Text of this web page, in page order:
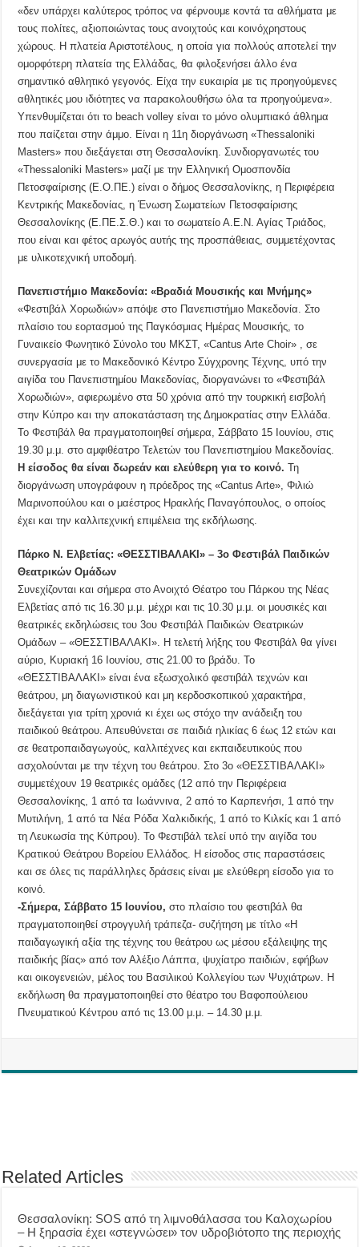
«δεν υπάρχει καλύτερος τρόπος να φέρνουμε κοντά τα αθλήματα με
τους πολίτες, αξιοποιώντας τους ανοιχτούς και κοινόχρηστους
χώρους. Η πλατεία Αριστοτέλους, η οποία για πολλούς αποτελεί την
ομορφότερη πλατεία της Ελλάδας, θα φιλοξενήσει άλλο ένα
σημαντικό αθλητικό γεγονός. Είχα την ευκαιρία με τις προηγούμενες
αθλητικές μου ιδιότητες να παρακολουθήσω όλα τα προηγούμενα».
Υπενθυμίζεται ότι τo beach volley είναι το μόνο ολυμπιακό άθλημα
που παίζεται στην άμμο. Είναι η 11η διοργάνωση «Thessaloniki
Masters» που διεξάγεται στη Θεσσαλονίκη. Συνδιοργανωτές του
«Thessaloniki Masters» μαζί με την Ελληνική Ομοσπονδία
Πετοσφαίρισης (Ε.Ο.ΠΕ.) είναι ο δήμος Θεσσαλονίκης, η Περιφέρεια
Κεντρικής Μακεδονίας, η Ένωση Σωματείων Πετοσφαίρισης
Θεσσαλονίκης (Ε.ΠΕ.Σ.Θ.) και το σωματείο Α.Ε.Ν. Αγίας Τριάδος,
που είναι και φέτος αρωγός αυτής της προσπάθειας, συμμετέχοντας
με υλικοτεχνική υποδομή.
Πανεπιστήμιο Μακεδονία: «Βραδιά Μουσικής και Μνήμης»
«Φεστιβάλ Χορωδιών» απόψε στο Πανεπιστήμιο Μακεδονία. Στο
πλαίσιο του εορτασμού της Παγκόσμιας Ημέρας Μουσικής, το
Γυναικείο Φωνητικό Σύνολο του ΜΚΣΤ, «Cantus Arte Choir» , σε
συνεργασία με το Μακεδονικό Κέντρο Σύγχρονης Τέχνης, υπό την
αιγίδα του Πανεπιστημίου Μακεδονίας, διοργανώνει το «Φεστιβάλ
Χορωδιών», αφιερωμένο στα 50 χρόνια από την τουρκική εισβολή
στην Κύπρο και την αποκατάσταση της Δημοκρατίας στην Ελλάδα.
Το Φεστιβάλ θα πραγματοποιηθεί σήμερα, Σάββατο 15 Ιουνίου, στις
19.30 μ.μ. στο αμφιθέατρο Τελετών του Πανεπιστημίου Μακεδονίας.
Η είσοδος θα είναι δωρεάν και ελεύθερη για το κοινό.Τη
διοργάνωση υπογράφουν η πρόεδρος της «Cantus Arte», Φιλιώ
Μαρινοπούλου και ο μαέστρος Ηρακλής Παναγόπουλος, ο οποίος
έχει και την καλλιτεχνική επιμέλεια της εκδήλωσης.
Πάρκο Ν. Ελβετίας: «ΘΕΣΣΤΙΒΑΛΑΚΙ» – 3ο Φεστιβάλ Παιδικών
Θεατρικών Ομάδων
Συνεχίζονται και σήμερα στο Ανοιχτό Θέατρο του Πάρκου της Νέας
Ελβετίας από τις 16.30 μ.μ. μέχρι και τις 10.30 μ.μ. οι μουσικές και
θεατρικές εκδηλώσεις του 3ου Φεστιβάλ Παιδικών Θεατρικών
Ομάδων – «ΘΕΣΣΤΙΒΑΛΑΚΙ». Η τελετή λήξης του Φεστιβάλ θα γίνει
αύριο, Κυριακή 16 Ιουνίου, στις 21.00 το βράδυ. Το
«ΘΕΣΣΤΙΒΑΛΑΚΙ» είναι ένα εξωσχολικό φεστιβάλ τεχνών και
θεάτρου, μη διαγωνιστικού και μη κερδοσκοπικού χαρακτήρα,
διεξάγεται για τρίτη χρονιά κι έχει ως στόχο την ανάδειξη του
παιδικού θεάτρου. Απευθύνεται σε παιδιά ηλικίας 6 έως 12 ετών και
σε θεατροπαιδαγωγούς, καλλιτέχνες και εκπαιδευτικούς που
ασχολούνται με την τέχνη του θεάτρου. Στο 3ο «ΘΕΣΣΤΙΒΑΛΑΚΙ»
συμμετέχουν 19 θεατρικές ομάδες (12 από την Περιφέρεια
Θεσσαλονίκης, 1 από τα Ιωάννινα, 2 από το Καρπενήσι, 1 από την
Μυτιλήνη, 1 από τα Νέα Ρόδα Χαλκιδικής, 1 από το Κιλκίς και 1 από
τη Λευκωσία της Κύπρου). Το Φεστιβάλ τελεί υπό την αιγίδα του
Κρατικού Θεάτρου Βορείου Ελλάδος. Η είσοδος στις παραστάσεις
και σε όλες τις παράλληλες δράσεις είναι με ελεύθερη είσοδο για το
κοινό.
-Σήμερα, Σάββατο 15 Ιουνίου, στο πλαίσιο του φεστιβάλ θα
πραγματοποιηθεί στρογγυλή τράπεζα- συζήτηση με τίτλο «Η
παιδαγωγική αξία της τέχνης του θεάτρου ως μέσου εξάλειψης της
παιδικής βίας» από τον Αλέξιο Λάππα, ψυχίατρο παιδιών, εφήβων
και οικογενειών, μέλος του Βασιλικού Κολλεγίου των Ψυχιάτρων. Η
εκδήλωση θα πραγματοποιηθεί στο θέατρο του Βαφοπούλειου
Πνευματικού Κέντρου από τις 13.00 μ.μ. – 14.30 μ.μ.
Related Articles
Θεσσαλονίκη: SOS από τη λιμνοθάλασσα του Καλοχωρίου
– Η ξηρασία έχει «στεγνώσει» τον υδροβιότοπο της περιοχής